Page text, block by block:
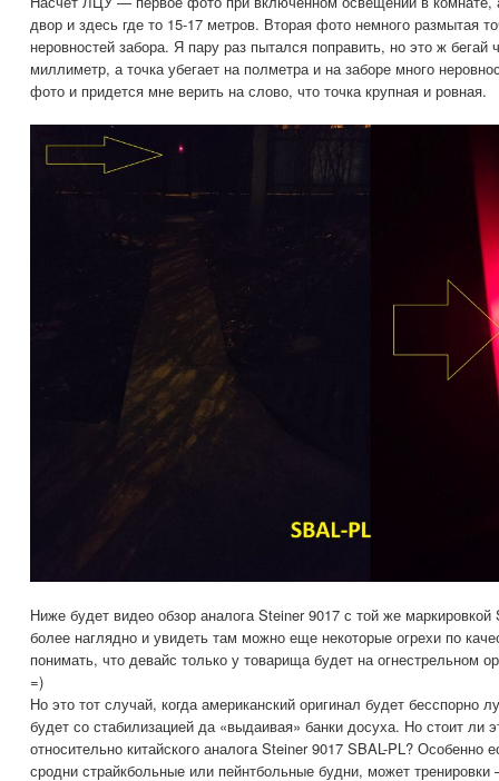
двор и здесь где то 15-17 метров. Вторая фото немного размытая
неровностей забора. Я пару раз пытался поправить, но это ж бегай
миллиметр, а точка убегает на полметра и на заборе много
фото и придется мне верить на слово, что точка крупная и ровная.
Ниже будет видео обзор аналога Steiner 9017 с той же
более наглядно и увидеть там можно еще некоторые огрехи по
понимать, что девайс только у товарища будет на огнестрельном
=)
Но это тот случай, когда американский оригинал будет бесспорно
будет со стабилизацией да «выдаивая» банки досуха. Но стоит ли
относительно китайского аналога Steiner 9017 SBAL-PL? Особенно
сродни страйкбольные или пейнтбольные будни, может